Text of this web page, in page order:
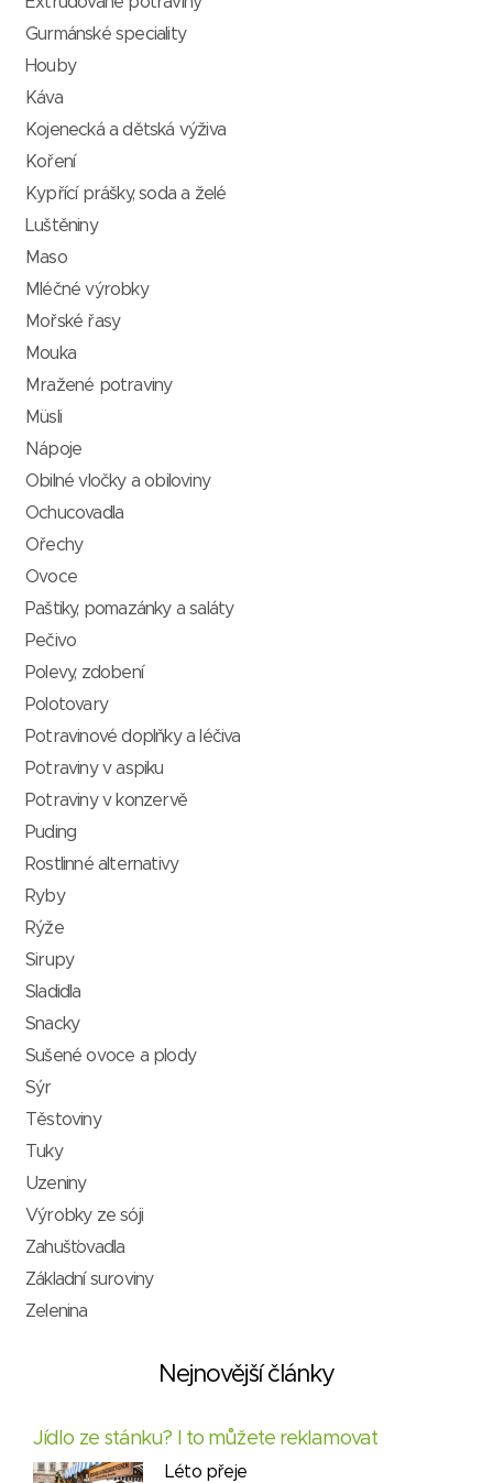
Gurmánské speciality
Houby
Káva
Kojenecká a dětská výživa
Koření
Kypřící prášky, soda a želé
Luštěniny
Maso
Mléčné výrobky
Mořské řasy
Mouka
Mražené potraviny
Müsli
Nápoje
Obilné vločky a obiloviny
Ochucovadla
Ořechy
Ovoce
Paštiky, pomazánky a saláty
Pečivo
Polevy, zdobení
Polotovary
Potravinové doplňky a léčiva
Potraviny v aspiku
Potraviny v konzervě
Puding
Rostlinné alternativy
Ryby
Rýže
Sirupy
Sladidla
Snacky
Sušené ovoce a plody
Sýr
Těstoviny
Tuky
Uzeniny
Výrobky ze sóji
Zahušťovadla
Základní suroviny
Zelenina
Nejnovější články
Jídlo ze stánku? I to můžete reklamovat
Léto přeje